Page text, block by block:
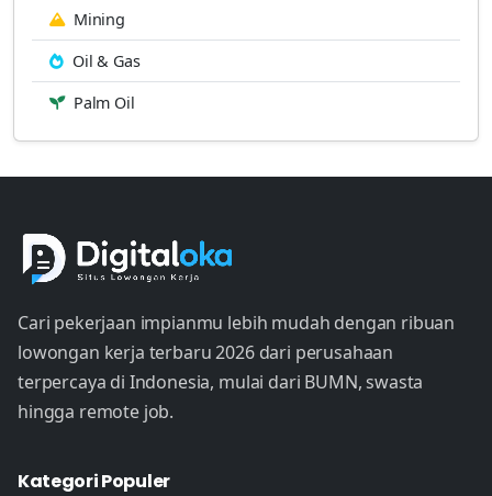
Mining
Oil & Gas
Palm Oil
Cari pekerjaan impianmu lebih mudah dengan ribuan
lowongan kerja terbaru 2026 dari perusahaan
terpercaya di Indonesia, mulai dari BUMN, swasta
hingga remote job.
Kategori Populer